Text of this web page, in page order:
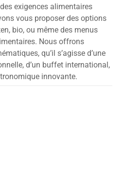
exigences alimentaires
vous proposer des options
bio, ou même des menus
Nous offrons
qu’il s’agisse d’une
d’un buffet international,
innovante.